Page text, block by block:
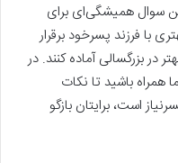
سوال همیشگی‌ای برای
با فرزند پسرخود برقرار
در بزرگسالی آماده کنند. در
همراه باشید تا نکات
است، برایتان بازگو